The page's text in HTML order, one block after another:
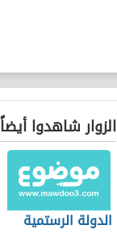
الزوار شاهدوا أيضاً
الدولة الرستمية